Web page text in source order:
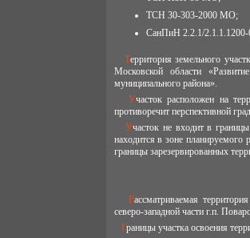
ТСН 30-303-2000 МО;
СанПиН 2.2.1/2.1.1.1200-
Территория земельного участка входит в муниципальную программу Солнечногорского муниципального района
Московской области
муниципального района».
Участок расположен на территории формирующейся жилой застройки и его функциональное назначение не
противоречит перспективной
Участок не входит в границы планируемых особо охраняемых природных территорий областного значения, не
находится в зоне планируемого
границы зарезервированных
Рассматриваемая территория расположена в центральной части Солнечногорского муниципального района, в
северо-западной части г.п.
Границы участка освоения